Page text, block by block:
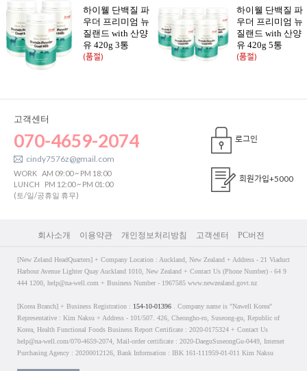
하이웰 단백질 파
우더 프리미엄 뉴
질랜드 with 산양
유 420g 3통
(품절)
하이웰 단백질 파
우더 프리미엄 뉴
질랜드 with 산양
유 420g 5통
(품절)
고객센터
070-4659-2074
cindy7576z@gmail.com
WORK AM 09:00 ~ PM 18:00
LUNCH
PM 12:00 ~ PM 01:00
(토/일/공휴일 휴무)
로그인
회원가입+5000
회사소개 이용약관 개인정보처리방침 고객센터 PC버전
[New Zeland HeadQuarters] + Company Location : Auckland, New Zealand + Address - 21 Viaduct
Harbour Avenue Lighter Quay Auckland 1010, New Zealand + Contact Us (Phone Number) - 64 9
444 1200, help@na-well.com + Business Number - 1967585 www.newzealand.govt.nz
[Korea Branch] + Business Registration : 154-10-01396
. Company name is "Nawell Korea"
Representative : Kim Naksu + Address - 101/507. 426, Cheongho-ro, Suseong-gu, Republic of
Korea, Health Functional Foods Business Report Certificate : 2020-0175324 + Contact Us
help@na-well.com/070-4659-2074, Mail-order certificate : 2020-DaeguSuseongGu-0449, Internet
Purchasing Agency : 20200012126, Bank Information : IBK 161-111959-01-011 Kim Naksu